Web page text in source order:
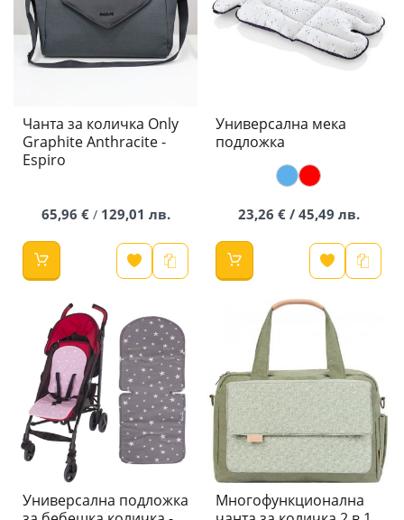
Чанта за количка Only
Graphite Anthracite -
Espiro
65,96 €/ 129,01 лв.
Универсална мека
подложка
23,26 € / 45,49 лв.
Универсална подложка
Многофункционална